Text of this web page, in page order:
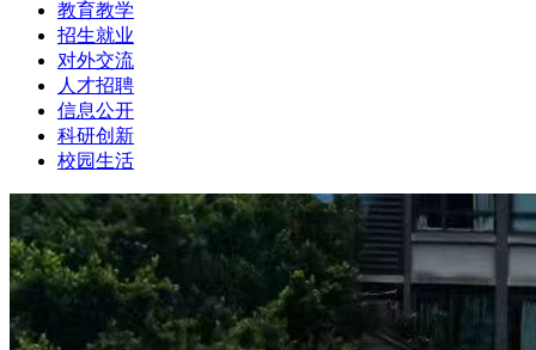
教育教学
招生就业
对外交流
人才招聘
信息公开
科研创新
校园生活